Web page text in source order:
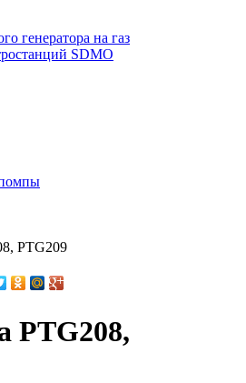
генератора на газ
SDMO
PTG209
PTG208,